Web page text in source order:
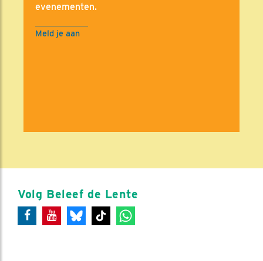
evenementen.
Meld je aan
Volg Beleef de Lente